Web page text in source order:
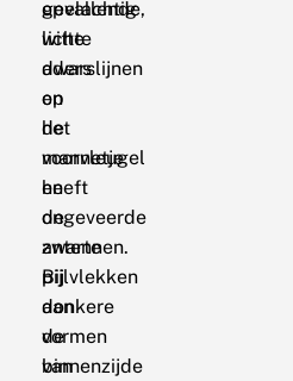
geelachtig
witte
aders
op
de
voorvleugel
en
de
zwarte
pijlvlekken
aan
de
binnenzijde
opvallende,
lichte
dwarslijnen
en
het
mannetje
heeft
ongeveerde
antennen.
Bij
donkere
vormen
van